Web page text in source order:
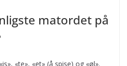
matordet på
«te», «et» (å spise) og «øl».